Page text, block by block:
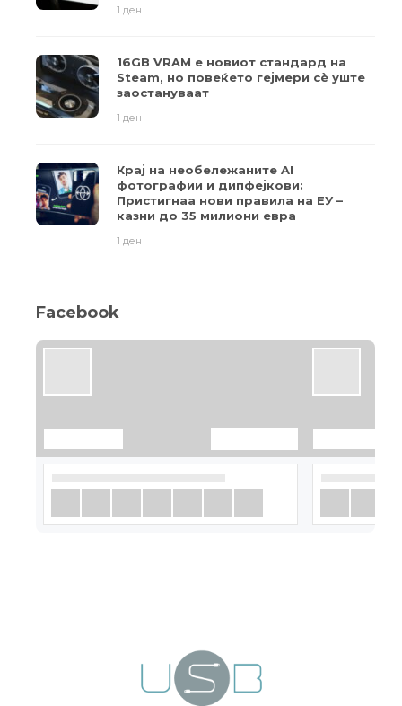
1 ден
16GB VRAM е новиот стандард на
Steam, но повеќето гејмери ​​сè уште
заостануваат
1 ден
Крај на необележаните AI
фотографии и дипфејкови:
Пристигнаа нови правила на ЕУ –
казни до 35 милиони евра
1 ден
Facebook